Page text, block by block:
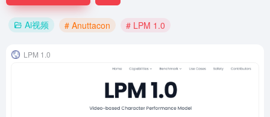
Ai视频 # Anuttacon # LPM 1.0
LPM 1.0